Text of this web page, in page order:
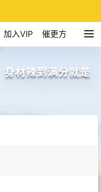
加入VIP 催更方式
材辣到满分就是